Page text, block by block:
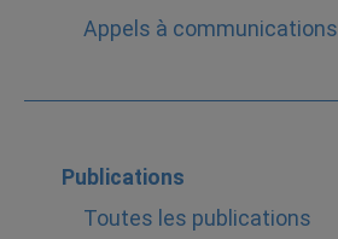
Appels à communications
Publications
Toutes les publications